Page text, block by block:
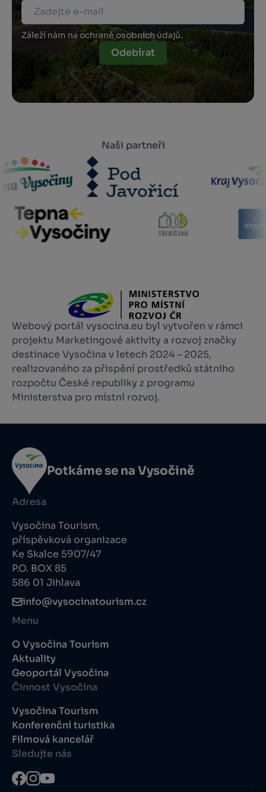
Záleží nám na ochraně osobních údajů.
Odebírat
Naši partneři
Webový portál vysocina.eu byl vytvořen v rámci
projektu Marketingové aktivity a rozvoj značky
destinace Vysočina v letech 2024 – 2025,
realizovaného za přispění prostředků státního
rozpočtu České republiky z programu
Ministerstva pro místní rozvoj.
Potkáme se na Vysočině
Adresa
Vysočina Tourism,
příspěvková organizace
Ke Skalce 5907/47
P.O. BOX 85
586 01 Jihlava
info@vysocinatourism.cz
Menu
O Vysočina Tourism
Aktuality
Geoportál Vysočina
Činnost Vysočina
Vysočina Tourism
Konferenční turistika
Filmová kancelář
Sledujte nás